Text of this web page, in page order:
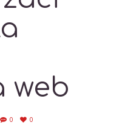
web
0 0